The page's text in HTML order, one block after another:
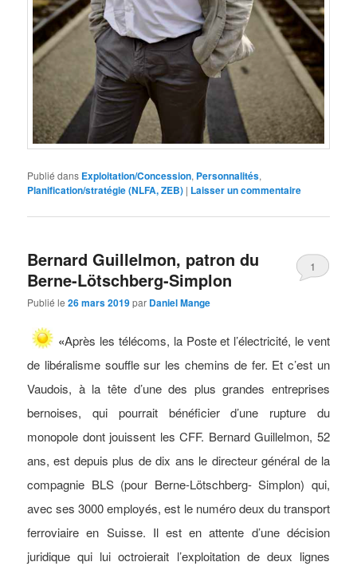
Publié dans Exploitation/Concession, Personnalités,
Planification/stratégie (NLFA, ZEB) | Laisser un commentaire
Bernard Guillelmon, patron du
Berne-Lötschberg-Simplon
Publié le26 mars 2019par Daniel Mange
1
«Après les télécoms, la Poste et l’électricité, le vent
de libéralisme souffle sur les chemins de fer. Et c’est un
Vaudois, à la tête d’une des plus grandes entreprises
bernoises, qui pourrait bénéficier d’une rupture du
monopole dont jouissent les CFF. Bernard Guillelmon, 52
ans, est depuis plus de dix ans le directeur général de la
compagnie BLS (pour Berne-Lötschberg- Simplon) qui,
avec ses 3000 employés, est le numéro deux du transport
ferroviaire en Suisse. Il est en attente d’une décision
juridique qui lui octroierait l’exploitation de deux lignes